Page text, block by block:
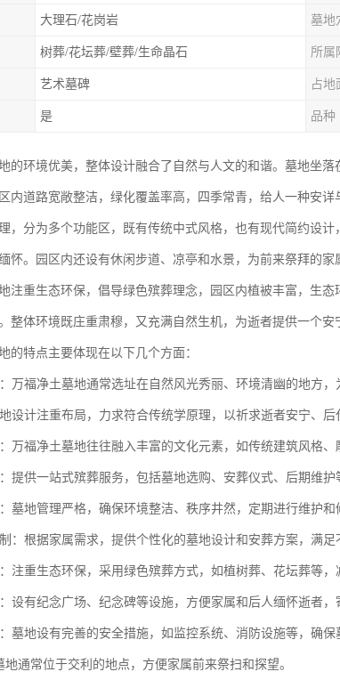
大理石/花岗岩 墓地
树葬/花坛葬/壁葬/生命晶石 所属
艺术墓碑 占地
是 品种
的环境优美，整体设计融合了自然与人文的和谐。墓地坐
内道路宽敞整洁，绿化覆盖率高，四季常青，给人一种安详
，分为多个功能区，既有传统中式风格，也有现代简约设
怀。园区内还设有休闲步道、凉亭和水景，为前来祭拜的家
注重生态环保，倡导绿色殡葬理念，园区内植被丰富，生
整体环境既庄重肃穆，又充满自然生机，为逝者提供一个
的特点主要体现在以下几个方面：
万福净土墓地通常选址在自然风光秀丽、环境清幽的地方，
设计注重布局，力求符合传统学原理，以祈求逝者安宁、后
万福净土墓地往往融入丰富的文化元素，如传统建筑风格、
提供一站式殡葬服务，包括墓地选购、安葬仪式、后期维护
墓地管理严格，确保环境整洁、秩序井然，定期进行维护和
：根据家属需求，提供个性化的墓地设计和安葬方案，满足
注重生态环保，采用绿色殡葬方式，如植树葬、花坛葬等，
设有纪念广场、纪念碑等设施，方便家属和后人缅怀逝者，
墓地设有完善的安全措施，如监控系统、消防设施等，确保
地通常位于交利的地点，方便家属前来祭扫和探望。